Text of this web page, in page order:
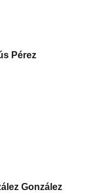
Pérez
González